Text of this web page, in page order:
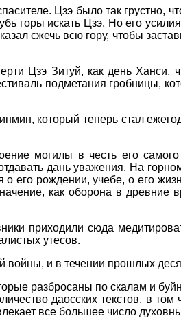
Цзэ было так грустно,
горы искать Цзэ. Но его
сжечь всю гору, чтобы
Цзэ Зитуй, как день Ханси,
подметания гробницы,
который теперь стал
могилы в честь его самого
дань уважения. На
рождении, учебе, о его
как оборона в древние
приходили сюда
утесов.
и в течении прошлых
разбросаны по скалам и
даосских текстов, в
все большее число